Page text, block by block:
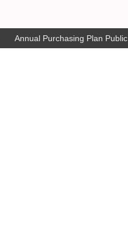
Annual Purchasing Plan Public